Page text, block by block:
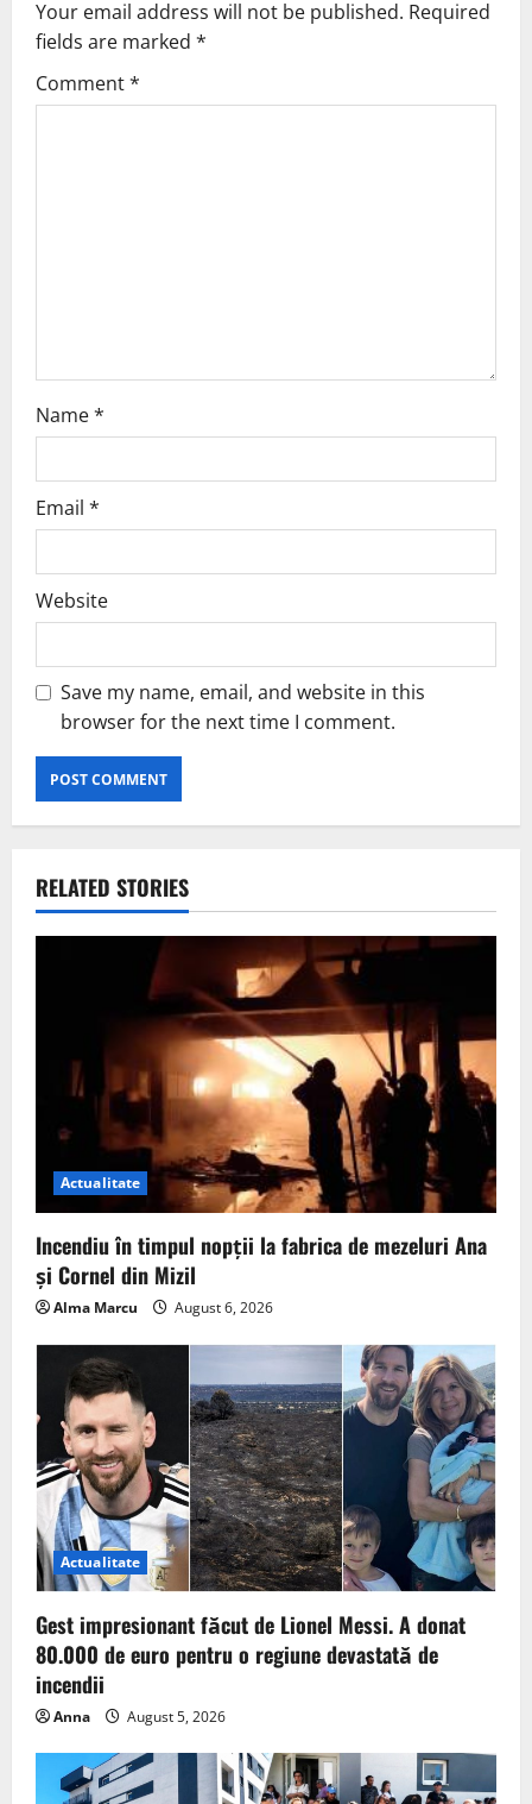
Your email address will not be published. Required
fields are marked *
Comment*
Name*
Email *
Website
Save my name, email, and website in this
browser for the next time I comment.
RELATED STORIES
Actualitate
Incendiu în timpul nopții la fabrica de mezeluri Ana
și Cornel din Mizil
Alma Marcu August 6, 2026
Actualitate
Gest impresionant făcut de Lionel Messi. A donat
80.000 de euro pentru o regiune devastată de
incendii
Anna August 5, 2026